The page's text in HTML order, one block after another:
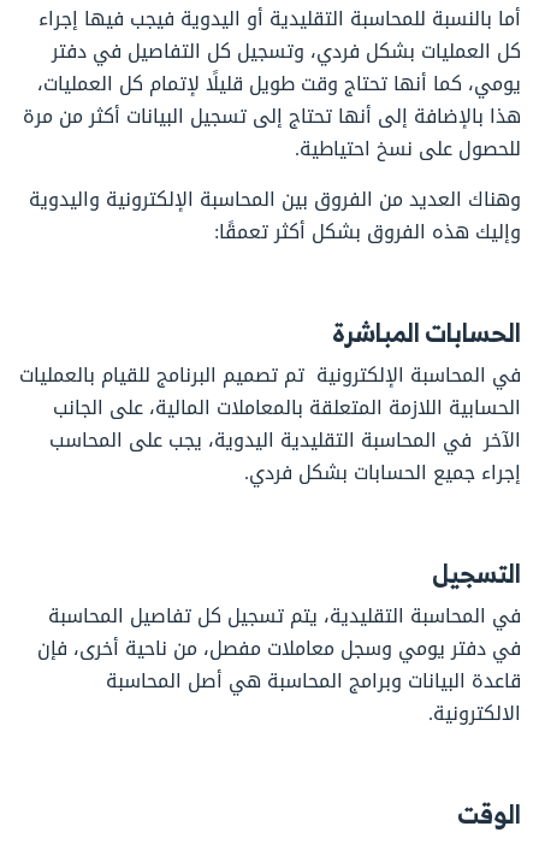
أما بالنسبة للمحاسبة التقليدية أو اليدوية فيجب فيها إجراء
كل العمليات بشكل فردي، وتسجيل كل التفاصيل في دفتر
يومي، كما أنها تحتاج وقت طويل قليلًا لإتمام كل العمليات،
هذا بالإضافة إلى أنها تحتاج إلى تسجيل البيانات أكثر من مرة
للحصول على نسخ احتياطية.
وهناك العديد من الفروق بين المحاسبة الإلكترونية واليدوية
وإليك هذه الفروق بشكل أكثر تعمقًا:
الحسابات المباشرة
في المحاسبة الإلكترونية تم تصميم البرنامج للقيام بالعمليات
الحسابية اللازمة المتعلقة بالمعاملات المالية، على الجانب
الآخر في المحاسبة التقليدية اليدوية، يجب على المحاسب
إجراء جميع الحسابات بشكل فردي.
التسجيل
في المحاسبة التقليدية، يتم تسجيل كل تفاصيل المحاسبة
في دفتر يومي وسجل معاملات مفصل، من ناحية أخرى، فإن
قاعدة البيانات وبرامج المحاسبة هي أصل المحاسبة
الالكترونية.
الوقت